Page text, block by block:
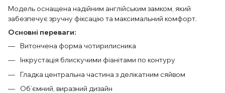
Модель оснащена надійним англійським замком, який
забезпечує зручну фіксацію та максимальний комфорт.
Основні переваги:
Витончена форма чотирилисника
Інкрустація блискучими фіанітами по контуру
Гладка центральна частина з делікатним сяйвом
Об’ємний, виразний дизайн